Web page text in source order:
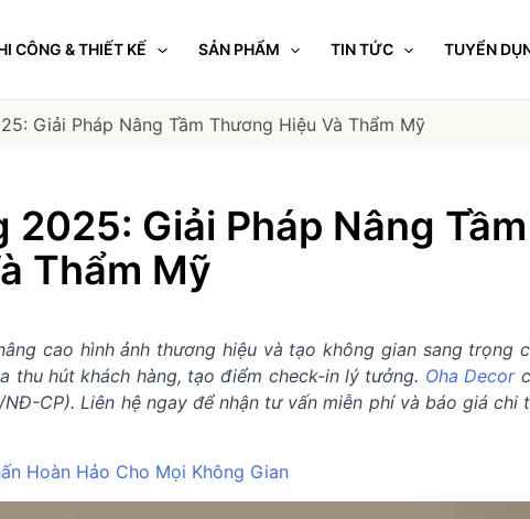
CÔNG & THIẾT KẾ SẢN PHẨM TIN TỨC TUYỂN
Giải Pháp Nâng Tầm Thương Hiệu Và Thẩm Mỹ
2025: Giải Pháp Nâng
Thẩm Mỹ
cao hình ảnh thương hiệu và tạo không gian sang trọng
thu hút khách hàng, tạo điểm check-in lý tưởng. Oha Decor
CP). Liên hệ ngay để nhận tư vấn miễn phí và báo giá chi
Hoàn Hảo Cho Mọi Không Gian